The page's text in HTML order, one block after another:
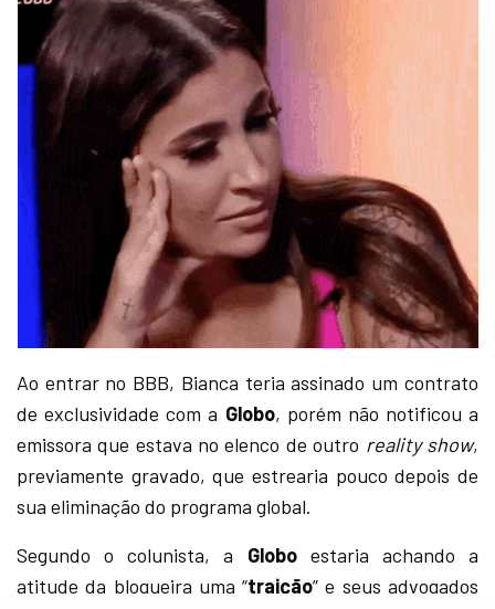
Ao entrar no BBB, Bianca teria assinado um contrato
de exclusividade com a Globo, porém não notificou a
emissora que estava no elenco de outro reality show,
previamente gravado, que estrearia pouco depois de
sua eliminação do programa global.
Segundo o colunista, a Globoestaria achando a
atitude da blogueira uma “traição” e seus advogados